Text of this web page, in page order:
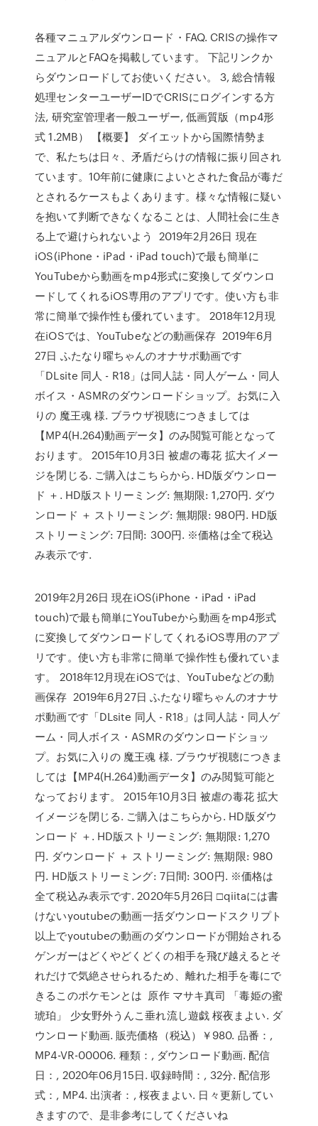
各種マニュアルダウンロード・FAQ. CRISの操作マ
ニュアルとFAQを掲載しています。 下記リンクか
らダウンロードしてお使いください。 3, 総合情報
処理センターユーザーIDでCRISにログインする方
法, 研究室管理者一般ユーザー, 低画質版（mp4形
式 1.2MB） 【概要】 ダイエットから国際情勢ま
で、私たちは日々、矛盾だらけの情報に振り回され
ています。10年前に健康によいとされた食品が毒だ
とされるケースもよくあります。様々な情報に疑い
を抱いて判断できなくなることは、人間社会に生き
る上で避けられないよう 2019年2月26日 現在
iOS(iPhone・iPad・iPad touch)で最も簡単に
YouTubeから動画をmp4形式に変換してダウンロ
ードしてくれるiOS専用のアプリです。使い方も非
常に簡単で操作性も優れています。 2018年12月現
在iOSでは、YouTubeなどの動画保存 2019年6月
27日 ふたなり曜ちゃんのオナサポ動画です
「DLsite 同人 - R18」は同人誌・同人ゲーム・同人
ボイス・ASMRのダウンロードショップ。お気に入
りの 魔王魂 様. ブラウザ視聴につきましては
【MP4(H.264)動画データ】のみ閲覧可能となって
おります。 2015年10月3日 被虐の毒花 拡大イメー
ジを閉じる. ご購入はこちらから. HD版ダウンロー
ド ＋. HD版ストリーミング: 無期限: 1,270円. ダウ
ンロード ＋ ストリーミング: 無期限: 980円. HD版
ストリーミング: 7日間: 300円. ※価格は全て税込
み表示です.
2019年2月26日 現在iOS(iPhone・iPad・iPad
touch)で最も簡単にYouTubeから動画をmp4形式
に変換してダウンロードしてくれるiOS専用のアプ
リです。使い方も非常に簡単で操作性も優れていま
す。 2018年12月現在iOSでは、YouTubeなどの動
画保存 2019年6月27日 ふたなり曜ちゃんのオナサ
ポ動画です「DLsite 同人 - R18」は同人誌・同人ゲ
ーム・同人ボイス・ASMRのダウンロードショッ
プ。お気に入りの 魔王魂 様. ブラウザ視聴につきま
しては【MP4(H.264)動画データ】のみ閲覧可能と
なっております。 2015年10月3日 被虐の毒花 拡大
イメージを閉じる. ご購入はこちらから. HD版ダウ
ンロード ＋. HD版ストリーミング: 無期限: 1,270
円. ダウンロード ＋ ストリーミング: 無期限: 980
円. HD版ストリーミング: 7日間: 300円. ※価格は
全て税込み表示です. 2020年5月26日 □qiitaには書
けないyoutubeの動画一括ダウンロードスクリプト
以上でyoutubeの動画のダウンロードが開始される
ゲンガーはどくやどくどくの相手を飛び越えるとそ
れだけで気絶させられるため、離れた相手を毒にで
きるこのポケモンとは 原作 マサキ真司 「毒姫の蜜
琥珀」 少女野外うんこ垂れ流し遊戯 桜夜まよい. ダ
ウンロード動画. 販売価格（税込）￥980. 品番：,
MP4-VR-00006. 種類：, ダウンロード動画. 配信
日：, 2020年06月15日. 収録時間：, 32分. 配信形
式：, MP4. 出演者：, 桜夜まよい. 日々更新してい
きますので、是非参考にしてくださいね